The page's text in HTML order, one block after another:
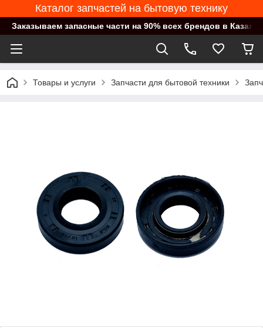
Каталог запчастей на бытовую технику
Заказываем запасные части на 90% всех брендов в
Товары и услуги Запчасти для бытовой техники